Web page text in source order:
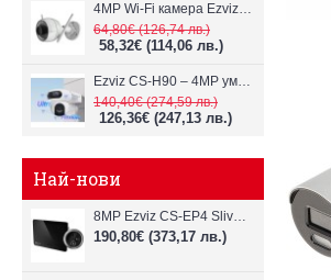
4MP Wi-Fi камерa Ezviz CS-H3c с микрофон и говорител
64,80€(126,74 лв.)
58,32€ (114,06 лв.)
Ezviz CS-H90 – 4MP умна Wi-Fi камера, два обектива и цветен нощен
140,40€(274,59 лв.)
126,36€ (247,13 лв.)
Най-нови
8MP Ezviz CS-EP4 Sliver Wi-Fi видеодомофон
190,80€ (373,17 лв.)